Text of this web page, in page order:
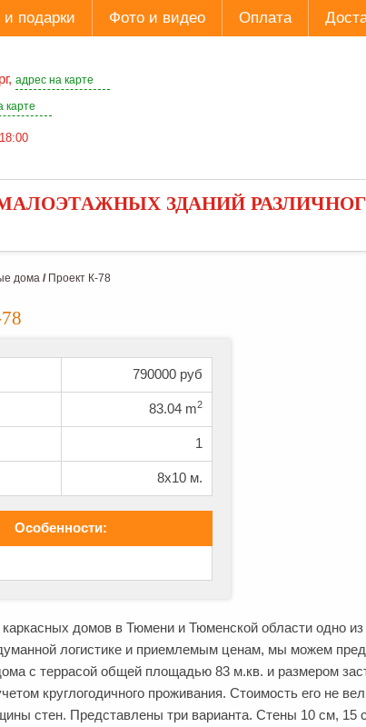
подарки Фото и видео Оплата
адрес на карте
карте
ЗДАНИЙ
дома / Проект К-78
790000 руб
83.04 m2
1
8x10 м.
Особенности:
домов в Тюмени и Тюменской области одно
логистике и приемлемым ценам, мы можем
с террасой общей площадью 83 м.кв. и размером
круглогодичного проживания. Стоимость его не
стен. Представлены три варианта. Стены 10 см, 15